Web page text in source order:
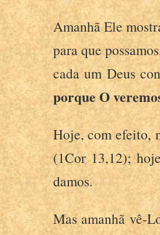
Amanhã Ele
para que
cada um Deus
porque O
Hoje, com efeito,
(1Cor 13,12);
damos.
Mas amanhã vê-